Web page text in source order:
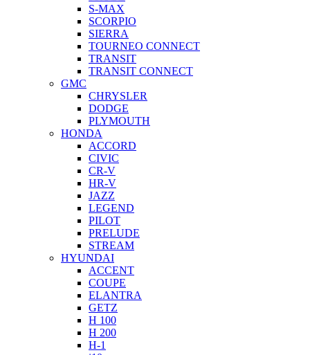
S-MAX
SCORPIO
SIERRA
TOURNEO CONNECT
TRANSIT
TRANSIT CONNECT
GMC
CHRYSLER
DODGE
PLYMOUTH
HONDA
ACCORD
CIVIC
CR-V
HR-V
JAZZ
LEGEND
PILOT
PRELUDE
STREAM
HYUNDAI
ACCENT
COUPE
ELANTRA
GETZ
H 100
H 200
H-1